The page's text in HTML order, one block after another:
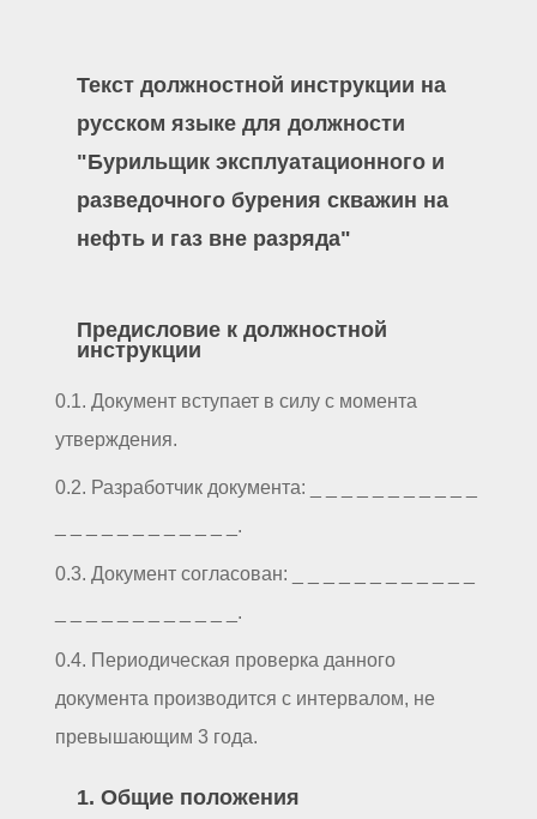
Текст должностной инструкции на
русском языке для должности
"Бурильщик эксплуатационного и
разведочного бурения скважин на
нефть и газ вне разряда"
Предисловие к должностной
инструкции
0.1. Документ вступает в силу с момента
утверждения.
0.2. Разработчик документа: _ _ _ _ _ _ _ _ _ _ _
_ _ _ _ _ _ _ _ _ _ _ _.
0.3. Документ согласован: _ _ _ _ _ _ _ _ _ _ _ _
_ _ _ _ _ _ _ _ _ _ _ _.
0.4. Периодическая проверка данного
документа производится с интервалом, не
превышающим 3 года.
1. Общие положения